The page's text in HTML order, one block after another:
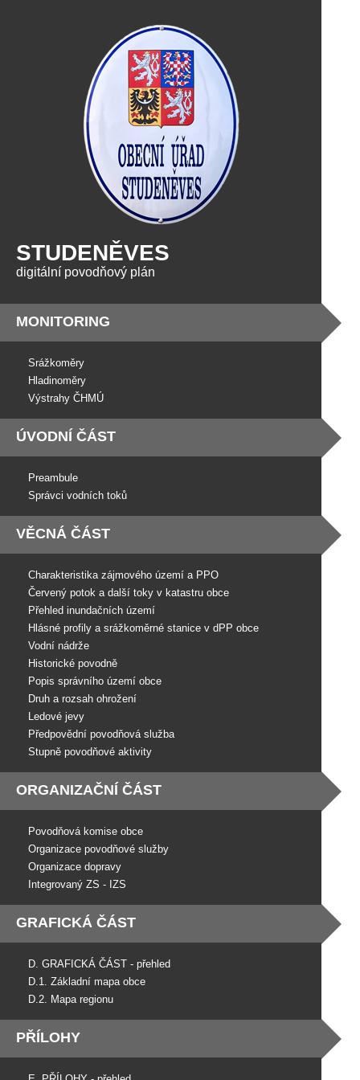
STUDENĚVES
digitální povodňový plán
MONITORING
Srážkoměry
Hladinoměry
Výstrahy ČHMÚ
ÚVODNÍ ČÁST
Preambule
Správci vodních toků
VĚCNÁ ČÁST
Charakteristika zájmového území a PPO
Červený potok a další toky v katastru obce
Přehled inundačních území
Hlásné profily a srážkoměrné stanice v dPP obce
Vodní nádrže
Historické povodně
Popis správního území obce
Druh a rozsah ohrožení
Ledové jevy
Předpovědní povodňová služba
Stupně povodňové aktivity
ORGANIZAČNÍ ČÁST
Povodňová komise obce
Organizace povodňové služby
Organizace dopravy
Integrovaný ZS - IZS
GRAFICKÁ ČÁST
D. GRAFICKÁ ČÁST - přehled
D.1. Základní mapa obce
D.2. Mapa regionu
PŘÍLOHY